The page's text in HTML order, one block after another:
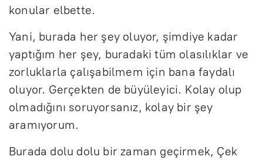
konular elbette.
Yani, burada her şey oluyor, şimdiye kadar
yaptığım her şey, buradaki tüm olasılıklar ve
zorluklarla çalışabilmem için bana faydalı
oluyor. Gerçekten de büyüleyici. Kolay olup
olmadığını soruyorsanız, kolay bir şey
aramıyorum.
Burada dolu dolu bir zaman geçirmek, Çek